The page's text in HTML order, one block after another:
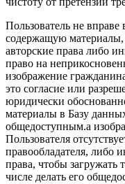
Пользователь не
содержащую материалы,
авторские права либо
право на
изображение
это согласие или
юридически
материалы в Базу
общедоступным.а
Пользователя
правообладателя, либо
права, чтобы загружать
числе делать его